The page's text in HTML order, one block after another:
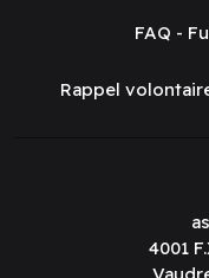
FAQ -
Rappel
4001